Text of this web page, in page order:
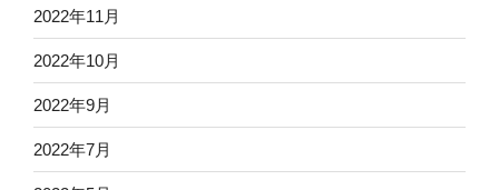
2022年11月
2022年10月
2022年9月
2022年7月